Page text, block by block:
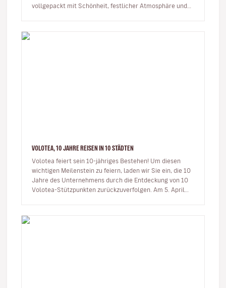
vollgepackt mit Schönheit, festlicher Atmosphäre und
VOLOTEA, 10 JAHRE REISEN IN 10 STÄDTEN
Volotea feiert sein 10-jähriges Bestehen! Um diesen
wichtigen Meilenstein zu feiern, laden wir Sie ein, die 10
Jahre des Unternehmens durch die Entdeckung von 10
Volotea-Stützpunkten zurückzuverfolgen. Am 5. April